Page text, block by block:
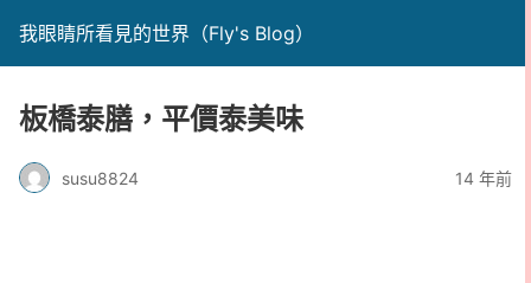
我眼睛所看見的世界（Fly's Blog）
板橋泰膳，平價泰美味
susu8824 14 年前